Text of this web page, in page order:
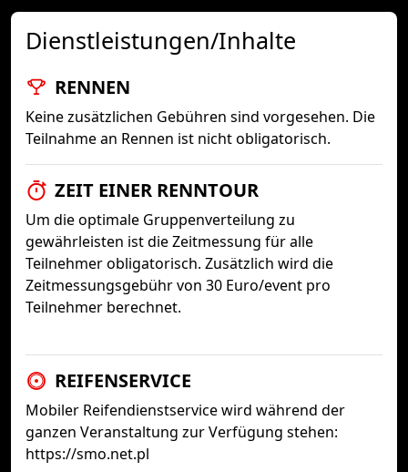
Dienstleistungen/Inhalte
RENNEN
Keine zusätzlichen Gebühren sind vorgesehen. Die
Teilnahme an Rennen ist nicht obligatorisch.
ZEIT EINER RENNTOUR
Um die optimale Gruppenverteilung zu
gewährleisten ist die Zeitmessung für alle
Teilnehmer obligatorisch. Zusätzlich wird die
Zeitmessungsgebühr von 30 Euro/event pro
Teilnehmer berechnet.
REIFENSERVICE
Mobiler Reifendienstservice wird während der
ganzen Veranstaltung zur Verfügung stehen:
https://smo.net.pl